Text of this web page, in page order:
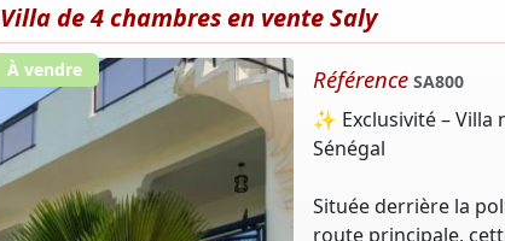
Villa de 4 chambres en vente Saly
À vendre Référence SA800
✨ Exclusivité – Villa
Sénégal
Située derrière la
route principale,